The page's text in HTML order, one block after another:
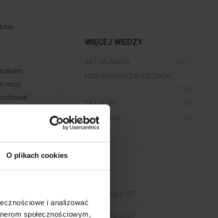
O plikach cookies
i analizować
społecznościowym,
musi
WIĘCEJ WIEDZY
AKTUALNOŚCI
NASI EKSPERCI W MEDIACH
TAX ALERT
WEBINARIA
Trochę o VAT
Trochę o CIT